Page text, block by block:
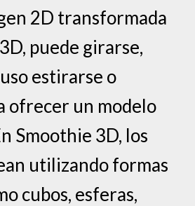
2D transformada
puede girarse,
estirarse o
ofrecer un modelo
Smoothie 3D, los
utilizando formas
cubos, esferas,